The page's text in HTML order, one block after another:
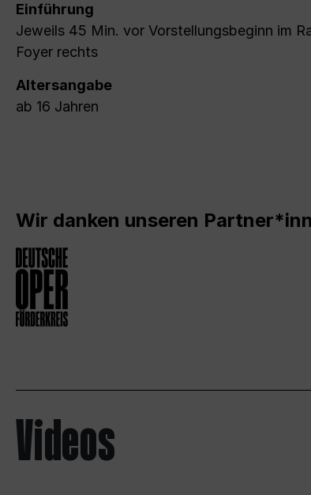
Einführung
Jeweils 45 Min. vor Vorstellungsbeginn im
Foyer rechts
Altersangabe
ab 16 Jahren
Wir danken unseren
Videos